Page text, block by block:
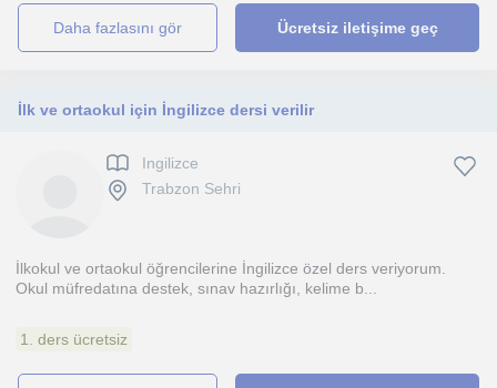
daha fazlasını gör Ücretsiz iletişime geç
İlk ve ortaokul için İngilizce dersi verilir
Ingilizce
Trabzon Sehri
İlkokul ve ortaokul öğrencilerine İngilizce özel ders veriyorum.
Okul müfredatına destek, sınav hazırlığı, kelime b...
1. ders ücretsiz